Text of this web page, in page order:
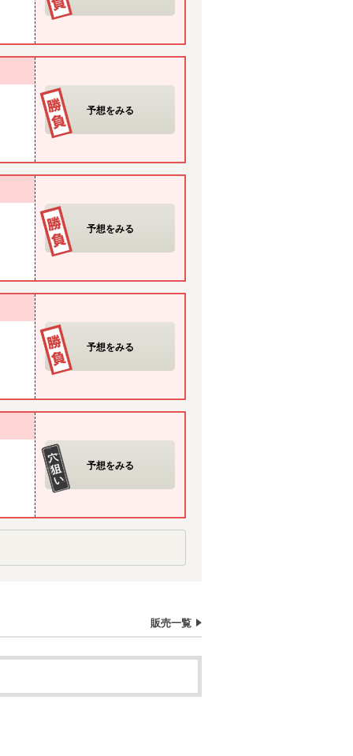
予想をみる
予想をみる
予想をみる
予想をみる
販売一覧